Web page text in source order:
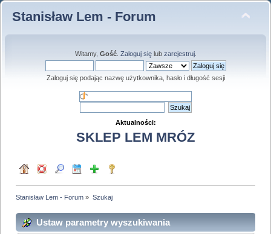
Stanisław Lem - Forum
Witamy, Gość. Zaloguj sięlub zarejestruj.
Zaloguj się podając nazwę użytkownika, hasło i długość sesji
Aktualności:
SKLEP LEM MRÓZ
Stanisław Lem - Forum » Szukaj
Ustaw parametry wyszukiwania